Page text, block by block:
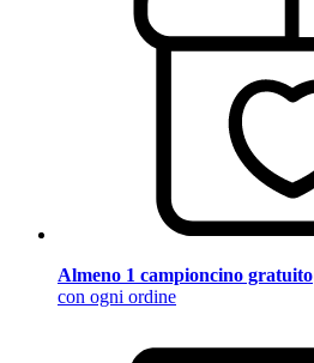
Almeno 1 campioncino gratuito
con ogni ordine